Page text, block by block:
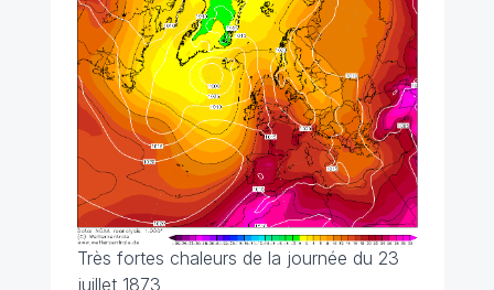
Très fortes chaleurs de la journée du 23
juillet 1873